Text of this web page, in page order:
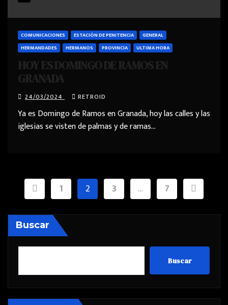
COMUNICACIONES ESTACIÓN DE PENITENCIA
GENERAL
HERMANDADES
HERMANOS PROVINCIA ULTIMA HORA
HOY ES DOMINGO DE RAMOS EN
GRANADA
24/03/2024 RETROID
Ya es Domingo de Ramos en Granada, hoy las calles y las
iglesias se visten de palmas y de ramas…
Paginación
de
entradas
1 2 3 … 7
Buscar
Buscar